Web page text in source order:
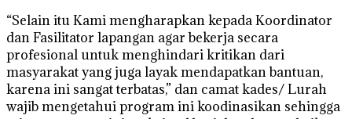
“Selain itu Kami mengharapkan kepada Koordinator
dan Fasilitator lapangan agar bekerja secara
profesional untuk menghindari kritikan dari
masyarakat yang juga layak mendapatkan bantuan,
karena ini sangat terbatas,” dan camat kades/ Lurah
wajib mengetahui program ini koodinasikan sehingga